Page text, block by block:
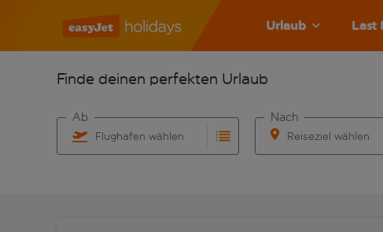
Urlaub Last
Finde deinen perfekten Urlaub
Flughafen wählen
Ab
Reiseziel wählen
Nach